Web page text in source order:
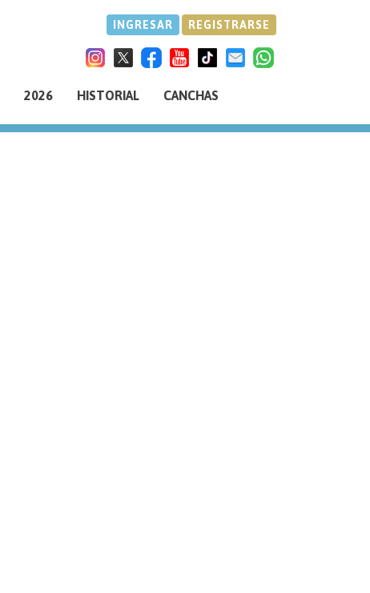
INGRESAR REGISTRARSE
2026 HISTORIAL CANCHAS